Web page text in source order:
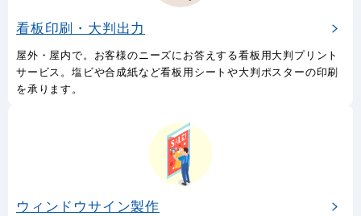
看板印刷・大判出力
屋外・屋内で。お客様のニーズにお答えする看板用大判プリント
サービス。塩ビや合成紙など看板用シートや大判ポスターの印刷
を承ります。
ウィンドウサイン製作